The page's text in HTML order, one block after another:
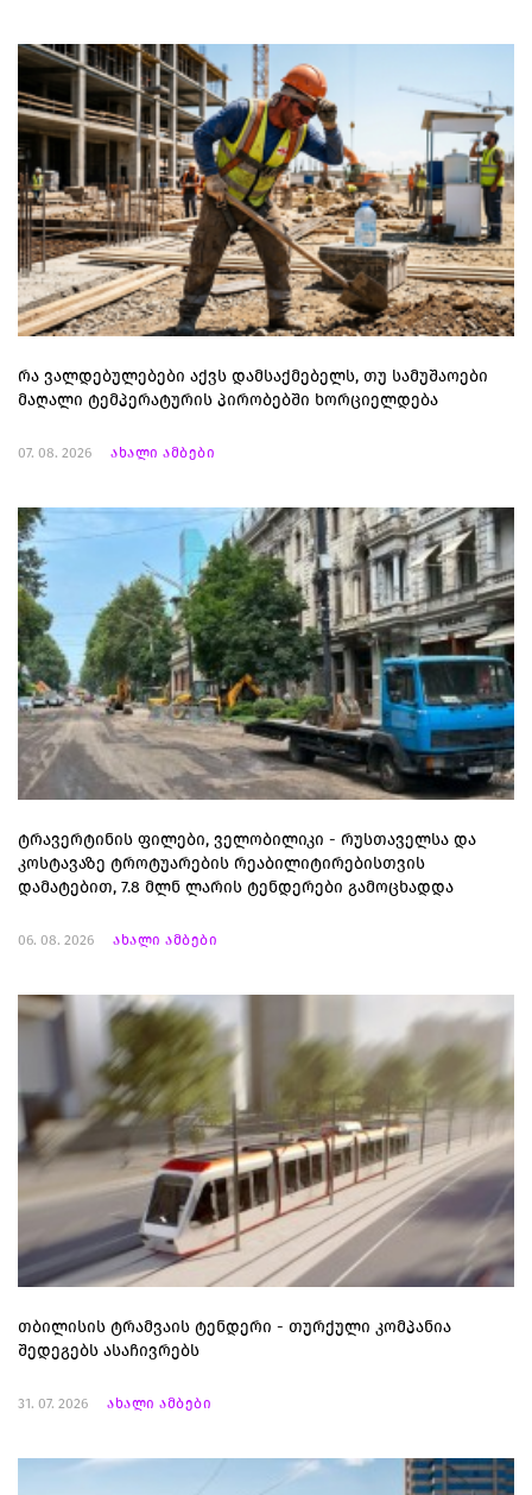
რა ვალდებულებები აქვს დამსაქმებელს, თუ სამუშაოები
მაღალი ტემპერატურის პირობებში ხორციელდება
07. 08. 2026 ახალი ამბები
ტრავერტინის ფილები, ველობილიკი - რუსთაველსა და
კოსტავაზე ტროტუარების რეაბილიტირებისთვის
დამატებით, 7.8 მლნ ლარის ტენდერები გამოცხადდა
06. 08. 2026 ახალი ამბები
თბილისის ტრამვაის ტენდერი - თურქული კომპანია
შედეგებს ასაჩივრებს
31. 07. 2026 ახალი ამბები